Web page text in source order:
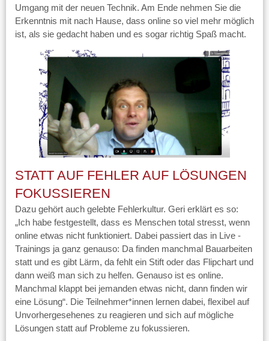
Umgang mit der neuen Technik. Am Ende nehmen Sie die
Erkenntnis mit nach Hause, dass online so viel mehr möglich
ist, als sie gedacht haben und es sogar richtig Spaß macht.
STATT AUF FEHLER AUF LÖSUNGEN
FOKUSSIEREN
Dazu gehört auch gelebte Fehlerkultur. Geri erklärt es so:
„Ich habe festgestellt, dass es Menschen total stresst, wenn
online etwas nicht funktioniert. Dabei passiert das in Live -
Trainings ja ganz genauso: Da finden manchmal Bauarbeiten
statt und es gibt Lärm, da fehlt ein Stift oder das Flipchart und
dann weiß man sich zu helfen. Genauso ist es online.
Manchmal klappt bei jemanden etwas nicht, dann finden wir
eine Lösung“. Die Teilnehmer*innen lernen dabei, flexibel auf
Unvorhergesehenes zu reagieren und sich auf mögliche
Lösungen statt auf Probleme zu fokussieren.